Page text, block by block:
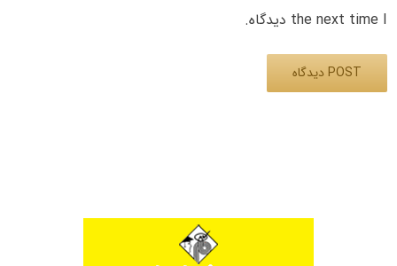
the next time I دیدگاه.